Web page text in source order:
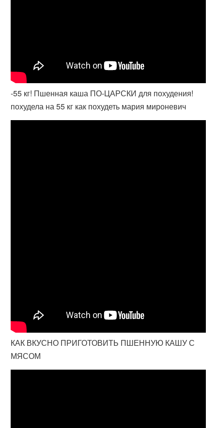
-55 кг! Пшенная каша ПО-ЦАРСКИ для похудения!
похудела на 55 кг как похудеть мария мироневич
КАК ВКУСНО ПРИГОТОВИТЬ ПШЕННУЮ КАШУ С
МЯСОМ